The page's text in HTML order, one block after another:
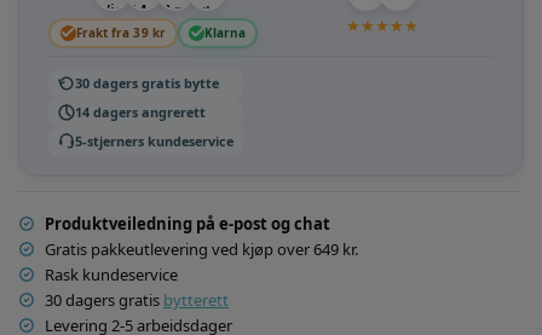
Frakt fra 39 kr Klarna ★★★★★
30 dagers gratis bytte
14 dagers angrerett
5-stjerners kundeservice
Produktveiledning på e-post og chat
Gratis pakkeutlevering ved kjøp over 649 kr.
Rask kundeservice
30 dagers gratis bytterett
Levering 2-5 arbeidsdager